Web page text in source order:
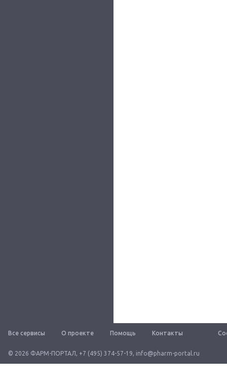
Все сервисы О проекте Помощь Контакты
© 2026 ФАРМ-ПОРТАЛ, +7 (495) 374-57-19, info@pharm-portal.ru